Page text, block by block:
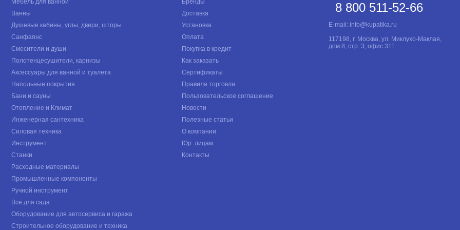
Мебель для ванной
Ванны
Душевые кабины, углы, двери, шторы
Санфаянс
Смесители и души
Полотенцесушители, карнизы
Аксессуары для ванной и туалета
Напольные покрытия
Бани и сауны
Отопление и Климат
Инженерная сантехника
Силовая техника
Инструмент
Станки
Расходные материалы
Промышленные компоненты
Ручной инструмент
Всё для сада
Оборудование для автосервиса и гаража
Строительное оборудование и техника
Бренды
Доставка
Установка
Оплата
Покупка в кредит
Как заказать
Сертификаты
Правила торговли
Пользовательское соглашение
Новости
Полезные статьи
О компании
Юр. лицам
Контакты
8 800 511-52-66
E-mail: info@kupatika.ru
117198, г. Москва, ул. Миклухо-Маклая,
дом 8, стр. 3, офис 311